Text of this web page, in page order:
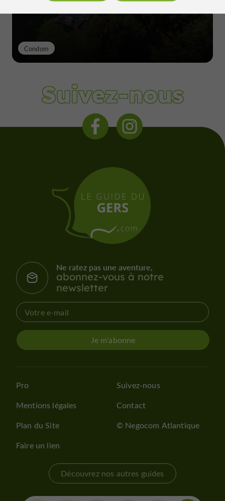
Condom
Suivez-nous
Ne ratez pas une aventure,
abonnez-vous à notre
newsletter
Je m'abonne
Pro
Mentions légales
Plan du Site
Faire un lien
Suivez-nous
Contact
© Negocom Atlantique
Découvrez nos autres guides